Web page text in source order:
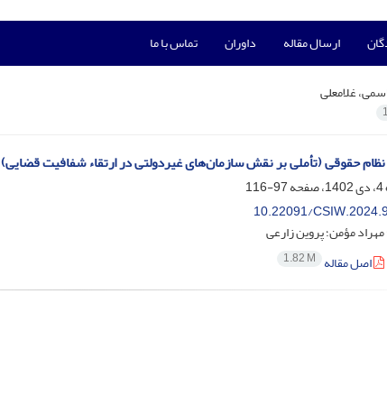
ارسال مقاله داوران تماس با ما
غلامعلی
1
حقوقی (تأملی بر نقش سازمان‌های غیردولتی در ارتقاء شفافیت قضایی)
97-116
10.22091/
مؤمن؛ پروین زارعی
اصل مقاله 1.82 M